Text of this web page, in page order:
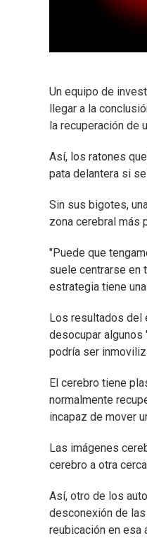
Un equipo de
llegar a la
la recuperación de
Así, los ratones
pata delantera si
Sin sus bigotes,
zona cerebral más
"Puede que
suele centrarse en
estrategia tiene
Los resultados del
desocupar algunos
podría ser
El cerebro tiene
normalmente
incapaz de mover
Las imágenes
cerebro a otra
Así, otro de los
desconexión de
reubicación en esa